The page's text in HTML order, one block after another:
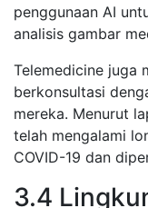
penggunaan AI
analisis gambar
Telemedicine juga
berkonsultasi
mereka. Menurut
telah mengalami
COVID-19 dan
3.4